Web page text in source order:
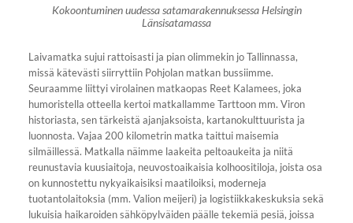
Kokoontuminen uudessa satamarakennuksessa Helsingin
Länsisatamassa
Laivamatka sujui rattoisasti ja pian olimmekin jo Tallinnassa,
missä kätevästi siirryttiin Pohjolan matkan bussiimme.
Seuraamme liittyi virolainen matkaopas Reet Kalamees, joka
humoristella otteella kertoi matkallamme Tarttoon mm. Viron
historiasta, sen tärkeistä ajanjaksoista, kartanokulttuurista ja
luonnosta. Vajaa 200 kilometrin matka taittui maisemia
silmäillessä. Matkalla näimme laakeita peltoaukeita ja niitä
reunustavia kuusiaitoja, neuvostoaikaisia kolhoositiloja, joista osa
on kunnostettu nykyaikaisiksi maatiloiksi, moderneja
tuotantolaitoksia (mm. Valion meijeri) ja logistiikkakeskuksia sekä
lukuisia haikaroiden sähköpylväiden päälle tekemiä pesiä, joissa